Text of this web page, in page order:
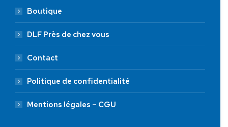
Boutique
DLF Près de chez vous
Contact
Politique de confidentialité
Mentions légales – CGU